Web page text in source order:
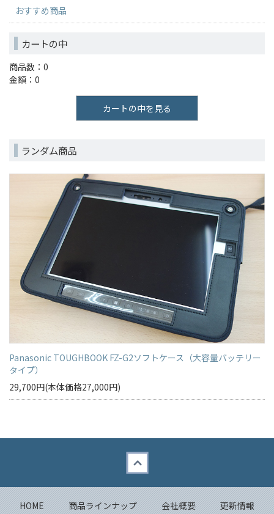
おすすめ商品
カートの中
商品数：0
金額：0
カートの中を見る
ランダム商品
Panasonic TOUGHBOOK FZ-G2ソフトケース（大容量バッテリー
タイプ）
29,700円(本体価格27,000円)
HOME 商品ラインナップ 会社概要 更新情報
Back to top